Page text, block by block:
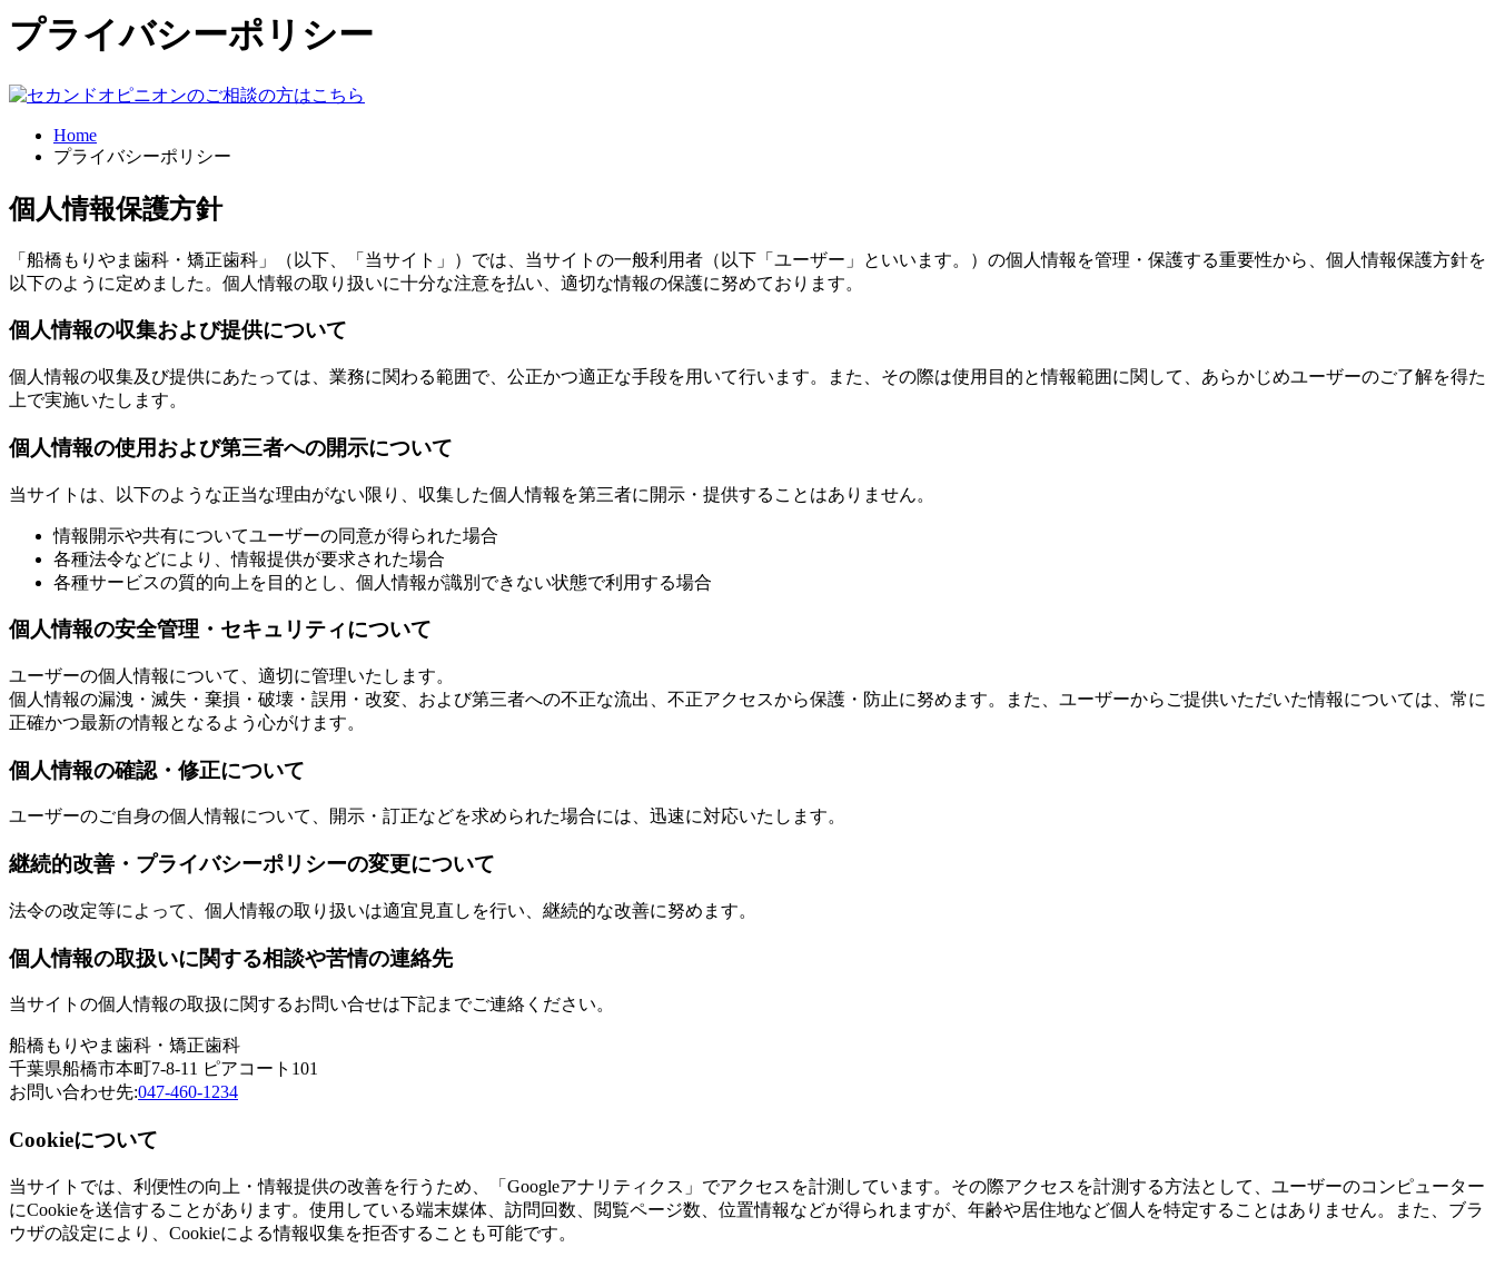
プライバシーポリシー
Home
プライバシーポリシー
個人情報保護方針
「船橋もりやま歯科・矯正歯科」（以下、「当サイト」）では、当サイトの一般利用者（以下「ユーザー」といいます。）の個人情報を管理・保護する重要性から、個人情報保護方針を
以下のように定めました。個人情報の取り扱いに十分な注意を払い、適切な情報の保護に努めております。
個人情報の収集および提供について
個人情報の収集及び提供にあたっては、業務に関わる範囲で、公正かつ適正な手段を用いて行います。また、その際は使用目的と情報範囲に関して、あらかじめユーザーのご了解を得た
上で実施いたします。
個人情報の使用および第三者への開示について
当サイトは、以下のような正当な理由がない限り、収集した個人情報を第三者に開示・提供することはありません。
情報開示や共有についてユーザーの同意が得られた場合
各種法令などにより、情報提供が要求された場合
各種サービスの質的向上を目的とし、個人情報が識別できない状態で利用する場合
個人情報の安全管理・セキュリティについて
ユーザーの個人情報について、適切に管理いたします。
個人情報の漏洩・滅失・棄損・破壊・誤用・改変、および第三者への不正な流出、不正アクセスから保護・防止に努めます。また、ユーザーからご提供いただいた情報については、常に
正確かつ最新の情報となるよう心がけます。
個人情報の確認・修正について
ユーザーのご自身の個人情報について、開示・訂正などを求められた場合には、迅速に対応いたします。
継続的改善・プライバシーポリシーの変更について
法令の改定等によって、個人情報の取り扱いは適宜見直しを行い、継続的な改善に努めます。
個人情報の取扱いに関する相談や苦情の連絡先
当サイトの個人情報の取扱に関するお問い合せは下記までご連絡ください。
船橋もりやま歯科・矯正歯科
千葉県船橋市本町7-8-11 ピアコート101
お問い合わせ先:047-460-1234
Cookieについて
当サイトでは、利便性の向上・情報提供の改善を行うため、「Googleアナリティクス」でアクセスを計測しています。その際アクセスを計測する方法として、ユーザーのコンピューター
にCookieを送信することがあります。使用している端末媒体、訪問回数、閲覧ページ数、位置情報などが得られますが、年齢や居住地など個人を特定することはありません。また、ブラ
ウザの設定により、Cookieによる情報収集を拒否することも可能です。